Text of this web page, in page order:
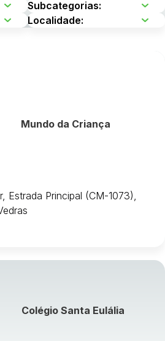
Mundo da Criança
Estrada Principal (CM-1073),
Colégio Santa Eulália